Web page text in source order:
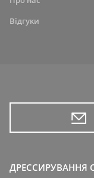
Відгуки
ДРЕССИРУВАННЯ